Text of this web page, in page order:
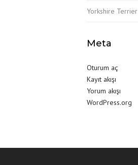
Yorkshire Terrier
Meta
Oturum aç
Kayıt akışı
Yorum akışı
WordPress.org